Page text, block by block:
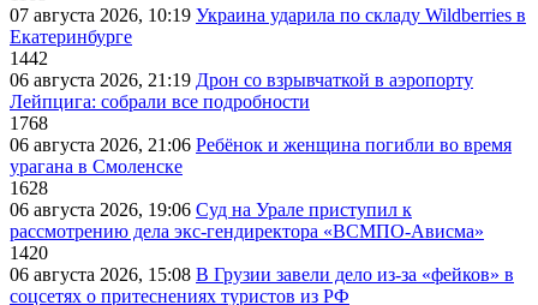
07 августа 2026, 10:19 Украина ударила по складу Wildberries в
Екатеринбурге
1442
06 августа 2026, 21:19 Дрон со взрывчаткой в аэропорту
Лейпцига: собрали все подробности
1768
06 августа 2026, 21:06 Ребёнок и женщина погибли во время
урагана в Смоленске
1628
06 августа 2026, 19:06 Суд на Урале приступил к
рассмотрению дела экс-гендиректора «ВСМПО-Ависма»
1420
06 августа 2026, 15:08 В Грузии завели дело из-за «фейков» в
соцсетях о притеснениях туристов из РФ